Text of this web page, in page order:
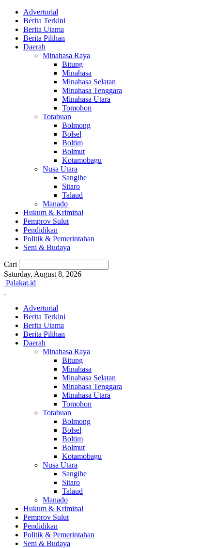
Advertorial
Berita Terkini
Berita Utama
Berita Pilihan
Daerah
Minahasa Raya
Bitung
Minahasa
Minahasa Selatan
Minahasa Tenggara
Minahasa Utara
Tomohon
Totabuan
Bolmong
Bolsel
Boltim
Bolmut
Kotamobagu
Nusa Utara
Sangihe
Sitaro
Talaud
Manado
Hukum & Kriminal
Pemprov Sulut
Pendidikan
Politik & Pemerintahan
Seni & Budaya
Cari
Saturday, August 8, 2026
Palakat.id
Advertorial
Berita Terkini
Berita Utama
Berita Pilihan
Daerah
Minahasa Raya
Bitung
Minahasa
Minahasa Selatan
Minahasa Tenggara
Minahasa Utara
Tomohon
Totabuan
Bolmong
Bolsel
Boltim
Bolmut
Kotamobagu
Nusa Utara
Sangihe
Sitaro
Talaud
Manado
Hukum & Kriminal
Pemprov Sulut
Pendidikan
Politik & Pemerintahan
Seni & Budaya